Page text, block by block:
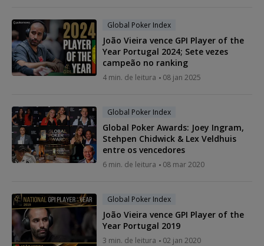
Global Poker Index
João Vieira vence GPI Player of the
Year Portugal 2024; Sete vezes
campeão no ranking
4 min. de leitura 08 jan 2025
Global Poker Index
Global Poker Awards: Joey Ingram,
Stehpen Chidwick & Lex Veldhuis
entre os vencedores
6 min. de leitura 08 mar 2020
Global Poker Index
João Vieira vence GPI Player of the
Year Portugal 2019
3 min. de leitura 02 jan 2020